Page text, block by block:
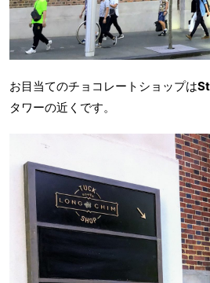
お目当てのチョコレートショップは
タワーの近くです。